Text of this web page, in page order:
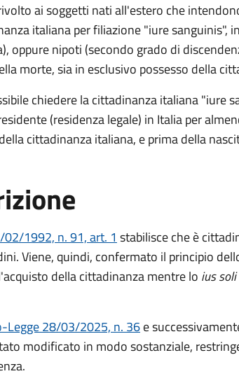
ai soggetti nati all'estero che
italiana per filiazione "iure sanguinis",
oppure nipoti (secondo grado di
morte, sia in esclusivo possesso della
chiedere la cittadinanza italiana "iure
(residenza legale) in Italia per
cittadinanza italiana, e prima della
02/1992, n. 91, art. 1 stabilisce che è
Viene, quindi, confermato il principio
della cittadinanza mentre lo ius soli
Legge 28/03/2025, n. 36e
modificato in modo sostanziale,